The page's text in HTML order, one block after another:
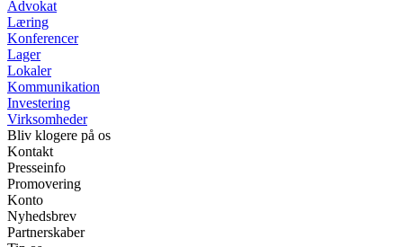
Advokat
Læring
Konferencer
Lager
Lokaler
Kommunikation
Investering
Virksomheder
Bliv klogere på os
Kontakt
Presseinfo
Promovering
Konto
Nyhedsbrev
Partnerskaber